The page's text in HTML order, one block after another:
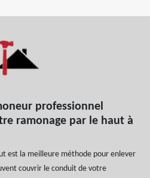
professionnel
ramonage par le haut à
est la meilleure méthode pour enlever
couvrir le conduit de votre